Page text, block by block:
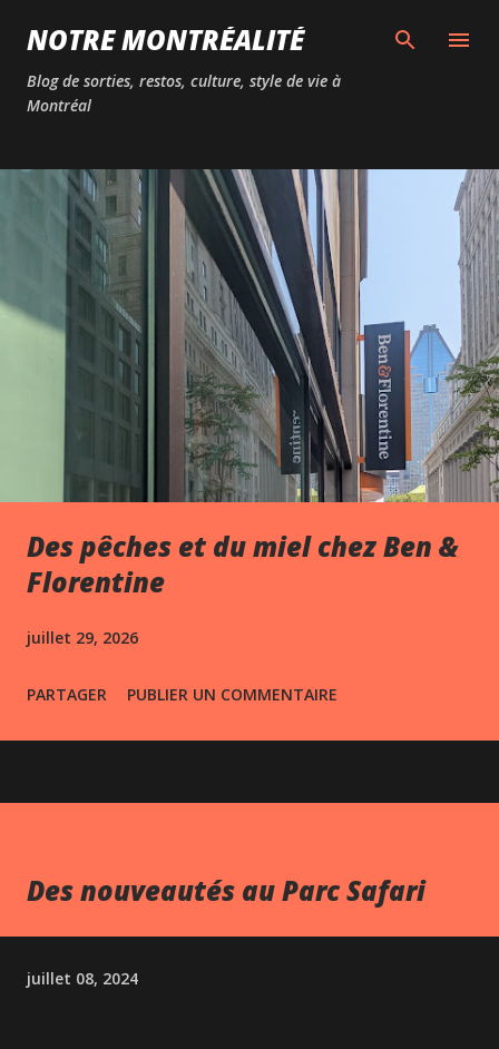
Passer au contenu principal
NOTRE MONTRÉALITÉ
Blog de sorties, restos, culture, style de vie à
Montréal
Des pêches et du miel chez Ben &
Florentine
juillet 29, 2026
PARTAGER PUBLIER UN COMMENTAIRE
Des nouveautés au Parc Safari
juillet 08, 2024